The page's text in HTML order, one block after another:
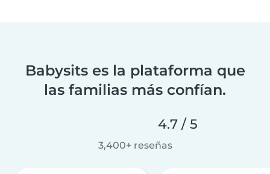
Babysits es la plataforma que
las familias más confían.
4.7 / 5
3,400+ reseñas